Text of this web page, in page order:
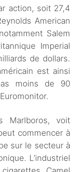
action, soit 27,4
American
Salem
Imperial
de dollars.
est ainsi
moins de 90
Marlboros, voit
commencer à
sur le secteur à
L’industriel